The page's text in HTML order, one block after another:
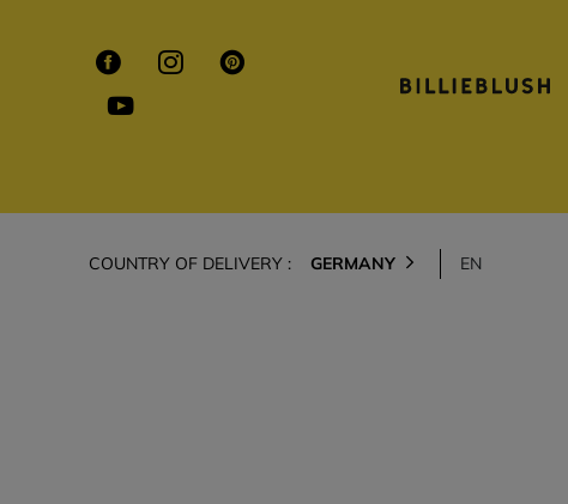
COUNTRY OF DELIVERY : GERMANY EN